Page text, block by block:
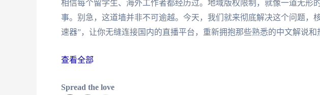
相信每个留学生、海外工作者都经历过。地域版权限制，就像一道无形
事。别急，这道墙并非不可逾越。今天，我们就来彻底解决这个问题，
速器”，让你无缝连接国内的直播平台，重新拥抱那些熟悉的中文解说和
查看全部
Spread the love